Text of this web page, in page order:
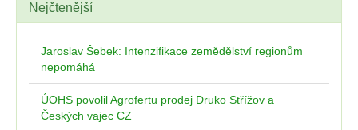
Nejčtenější
Jaroslav Šebek: Intenzifikace zemědělství regionům
nepomáhá
ÚOHS povolil Agrofertu prodej Druko Střížov a
Českých vajec CZ